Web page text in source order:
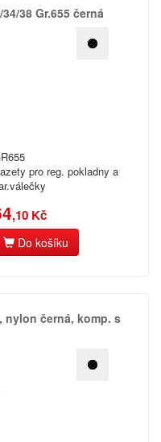
​38 Gr.​655 černá
pro reg. pokladny a
,10 Kč
Do košíku
nylon černá,​ komp.​ s